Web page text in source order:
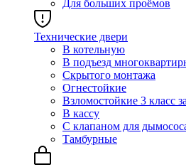
Для больших проёмов
Технические двери
В котельную
В подъезд
Скрытого монтажа
Огнестойкие
Взломостойкие 3 класс
В кассу
С клапаном для
Тамбурные